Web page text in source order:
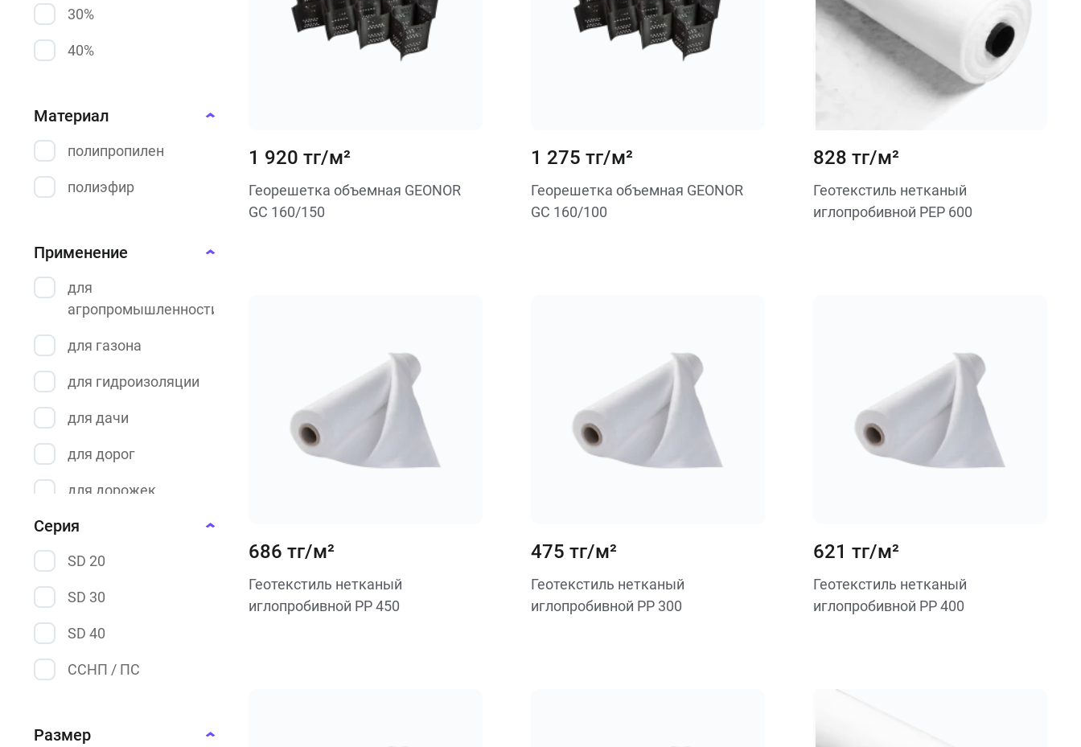
рулонная
укрывная
30%
40%
Материал
полипропилен
полиэфир
Применение
для
агропромышленности
для газона
для гидроизоляции
для дачи
для дорог
для дорожек
для дорожного
для парковки
Серия
SD 20
SD 30
SD 40
ССНП / ПС
Размер
1 920 тг/м²
Георешетка объемная GEONOR
GC 160/150
1 275 тг/м²
Георешетка объемная GEONOR
GC 160/100
828 тг/м²
Геотекстиль нетканый
иглопробивной PEP 600
686 тг/м²
Геотекстиль нетканый
иглопробивной PP 450
475 тг/м²
Геотекстиль нетканый
иглопробивной PP 300
621 тг/м²
Геотекстиль нетканый
иглопробивной PP 400